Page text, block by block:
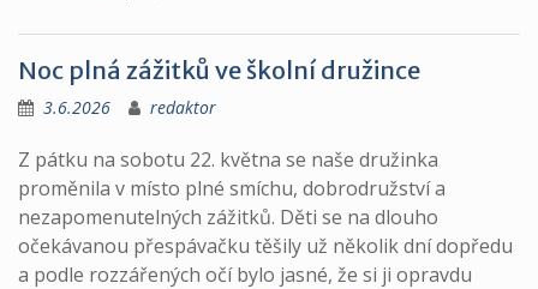
Noc plná zážitků ve školní družince
3.6.2026 redaktor
Z pátku na sobotu 22. května se naše družinka
proměnila v místo plné smíchu, dobrodružství a
nezapomenutelných zážitků. Děti se na dlouho
očekávanou přespávačku těšily už několik dní dopředu
a podle rozzářených očí bylo jasné, že si ji opravdu